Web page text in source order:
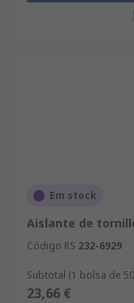
Em stock
Aislante de
Código RS 232-6929
Subtotal (1 bolsa de
23,66 €